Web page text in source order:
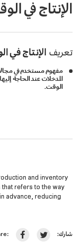
and inventory
refers to the way
advance, reducing
الإنتاج في
تعريف الإنتاج في
مفهوم مستخدم في مجالات
المدخلات عند الحاجة
الوقت.
شارك: